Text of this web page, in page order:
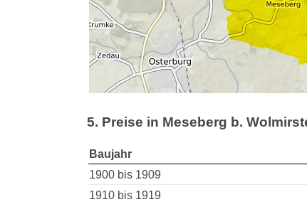
5. Preise in Meseberg b.
Baujahr
1900 bis 1909
1910 bis 1919